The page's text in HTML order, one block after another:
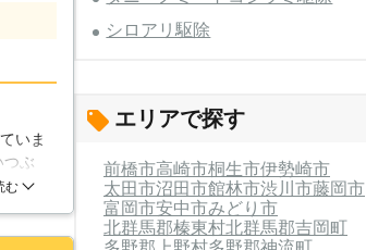
提案
良か
工法
私達
シロ
ビスを
いま
ぶ
っか
む
シロアリ駆除
エリアで探す
前橋市高崎市桐生市伊勢崎市
太田市沼田市館林市渋川市藤岡市
富岡市安中市みどり市
北群馬郡榛東村北群馬郡吉岡町